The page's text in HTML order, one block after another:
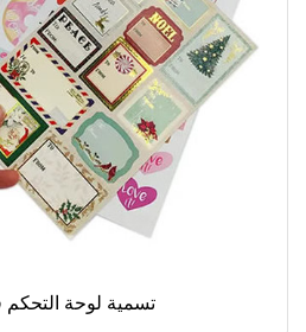
تسمية لوحة التحكم